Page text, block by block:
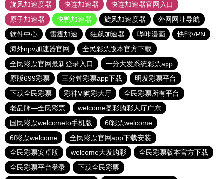
旋风加速度器
快连加速器
快连加速器官网入口
原子加速器
快鸭加速器 旋风加速度器
外网网址导航
软件中心
雷霆加速 狂飙加速器 哔咔漫画
快鸭VPN
海外npv加速器官网
全民彩票版本官方下载
全民彩票官网最新登录入口
一分大发系统彩票app
原版699彩票
三分钟彩票app下载
明发彩票平台
下载全民彩票
彩神Vl购彩大厅
全民彩票所有平台
老品牌—全民彩票
welcome盈彩购彩大厅广东
国民彩票welcometo手机版
6f彩票welcome
6f彩票welcome
全民彩票官网app下载安装
全民彩票安卓版
welcome大发购彩
全民彩票版本官方下载
全民彩票平台登录
下载全民彩票